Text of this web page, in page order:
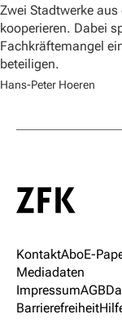
Zwei Stadtwerke
kooperieren. Dabei
Fachkräftemangel
beteiligen.
Hans-Peter Hoeren
KontaktAboE-
Mediadaten
ImpressumAGB
Barrierefreiheit